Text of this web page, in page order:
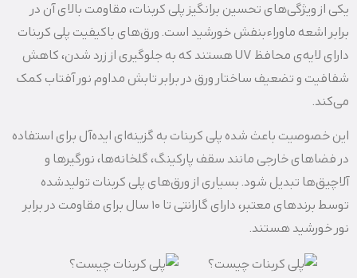
یکی از ویژگی‌های تحسین‌ برانگیز پلی کربنات، مقاومت بالای آن در
برابر اشعه ماوراءبنفش خورشید است. ورق‌های باکیفیت پلی کربنات
دارای لایه‌ی محافظ UV هستند که به جلوگیری از زرد شدن، کاهش
شفافیت و تضعیف ساختار ورق در برابر تابش مداوم نور آفتاب کمک
می‌کند.
این خصوصیت باعث شده پلی کربنات به گزینه‌ای ایده‌آل برای استفاده
در فضاهای خارجی مانند سقف پارکینگ، گلخانه‌ها، نورگیرها و
آلاچیق‌ها تبدیل شود. بسیاری از ورق‌های پلی کربنات تولیدشده
توسط برندهای معتبر، دارای گارانتی تا 10 سال برای مقاومت در برابر
نور خورشید هستند.